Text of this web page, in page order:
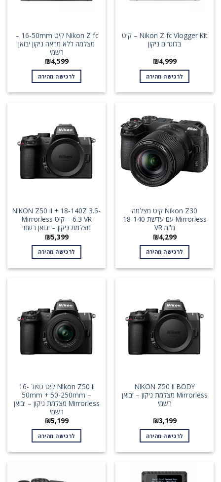
Nikon Z fc Vlogger Kit – קיט
בלוגרים ניקון
₪4,999
לרכישה מהירה
Nikon Z fc קיט 16-50mm –
מצלמה ללא מראה ניקון יבואן
רשמי
₪4,599
לרכישה מהירה
Nikon Z30 קיט מצלמה
Mirrorless עם עדשת 18-140
מ"מ VR
₪4,299
לרכישה מהירה
NIKON Z50 II + 18-140Z 3.5-
6.3 VR – קיט Mirrorless
מצלמת ניקון – יבואן רשמי
₪5,399
לרכישה מהירה
NIKON Z50 II BODY
Mirrorless מצלמת ניקון – יבואן
רשמי
₪3,199
לרכישה מהירה
Nikon Z50 II קיט כפול 16-
50mm + 50-250mm –
Mirrorless מצלמת ניקון – יבואן
רשמי
₪5,199
לרכישה מהירה